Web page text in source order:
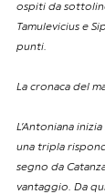
ospiti da
Tamulevicius e
punti.
La cronaca del
L’Antoniana
una tripla
segno da
vantaggio. Da